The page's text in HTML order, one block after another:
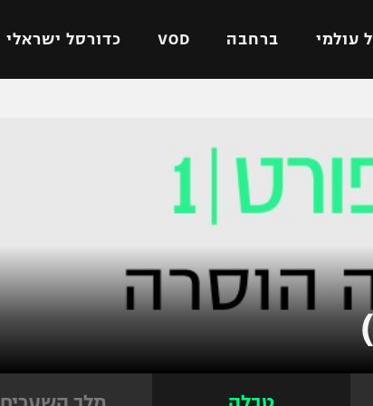
עולמי ברחבה VOD כדורסל ישראלי
ליגת האלופות
ליגה אירופית
ליגה אנגלית
ליגה ספרדית
ליגה איטלקית
ליגה טורקית